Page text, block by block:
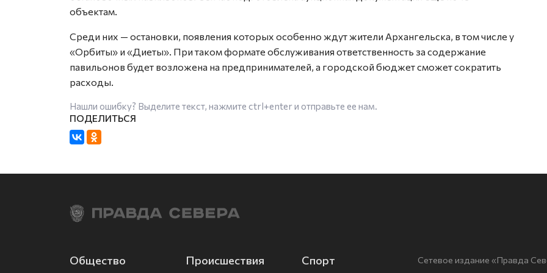
объектам.
Среди них — остановки, появления которых особенно ждут жители Архангельска, в том числе у
«Орбиты» и «Диеты». При таком формате обслуживания ответственность за содержание
павильонов будет возложена на предпринимателей, а городской бюджет сможет сократить
расходы.
Нашли ошибку? Выделите текст, нажмите ctrl+enterи отправьте ее нам.
Общество Происшествия Спорт Сетевое издание «Правда